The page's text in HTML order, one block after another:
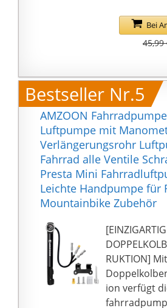
eine
und eine
E-Bikes，
Autos,
Bälle,
【5
Einfache
intelligente
, Motorrad-,
und
Modus) für
Auswahl. Im
Modus
Druckwert
auf dem
Bei
45,99
Bestseller Nr.5
AMZOON Fahrradpumpe
Luftpumpe mit
Verlängerungsrohr
Fahrrad alle Ventile
Presta Mini
Leichte Handpumpe für
Mountainbike Zubehör
RUKTION]
ion verfügt